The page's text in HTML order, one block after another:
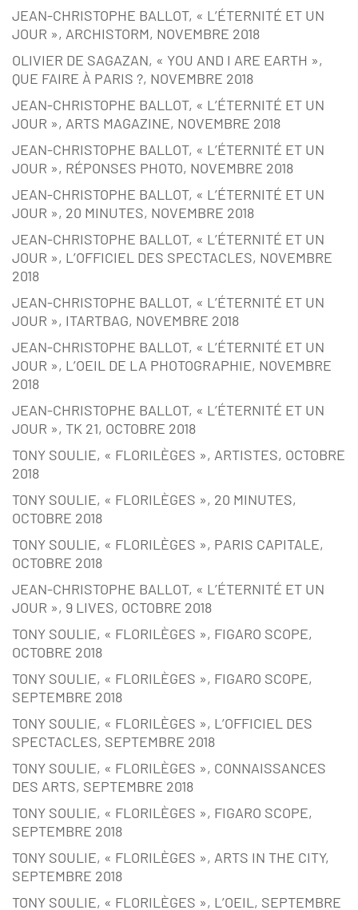
JEAN-CHRISTOPHE BALLOT, « L’ÉTERNITÉ ET UN
JOUR », ARCHISTORM, NOVEMBRE 2018
OLIVIER DE SAGAZAN, « YOU AND I ARE EARTH »,
QUE FAIRE À PARIS ?, NOVEMBRE 2018
JEAN-CHRISTOPHE BALLOT, « L’ÉTERNITÉ ET UN
JOUR », ARTS MAGAZINE, NOVEMBRE 2018
JEAN-CHRISTOPHE BALLOT, « L’ÉTERNITÉ ET UN
JOUR », RÉPONSES PHOTO, NOVEMBRE 2018
JEAN-CHRISTOPHE BALLOT, « L’ÉTERNITÉ ET UN
JOUR », 20 MINUTES, NOVEMBRE 2018
JEAN-CHRISTOPHE BALLOT, « L’ÉTERNITÉ ET UN
JOUR », L’OFFICIEL DES SPECTACLES, NOVEMBRE
2018
JEAN-CHRISTOPHE BALLOT, « L’ÉTERNITÉ ET UN
JOUR », ITARTBAG, NOVEMBRE 2018
JEAN-CHRISTOPHE BALLOT, « L’ÉTERNITÉ ET UN
JOUR », L’OEIL DE LA PHOTOGRAPHIE, NOVEMBRE
2018
JEAN-CHRISTOPHE BALLOT, « L’ÉTERNITÉ ET UN
JOUR », TK 21, OCTOBRE 2018
TONY SOULIE, « FLORILÈGES », ARTISTES, OCTOBRE
2018
TONY SOULIE, « FLORILÈGES », 20 MINUTES,
OCTOBRE 2018
TONY SOULIE, « FLORILÈGES », PARIS CAPITALE,
OCTOBRE 2018
JEAN-CHRISTOPHE BALLOT, « L’ÉTERNITÉ ET UN
JOUR », 9 LIVES, OCTOBRE 2018
TONY SOULIE, « FLORILÈGES », FIGARO SCOPE,
OCTOBRE 2018
TONY SOULIE, « FLORILÈGES », FIGARO SCOPE,
SEPTEMBRE 2018
TONY SOULIE, « FLORILÈGES », L’OFFICIEL DES
SPECTACLES, SEPTEMBRE 2018
TONY SOULIE, « FLORILÈGES », CONNAISSANCES
DES ARTS, SEPTEMBRE 2018
TONY SOULIE, « FLORILÈGES », FIGARO SCOPE,
SEPTEMBRE 2018
TONY SOULIE, « FLORILÈGES », ARTS IN THE CITY,
SEPTEMBRE 2018
TONY SOULIE, « FLORILÈGES », L’OEIL, SEPTEMBRE